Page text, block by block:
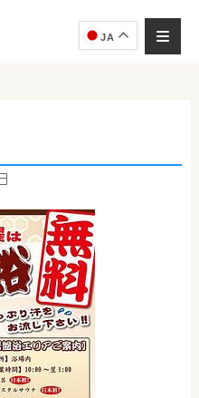
JA
ェルジュです。